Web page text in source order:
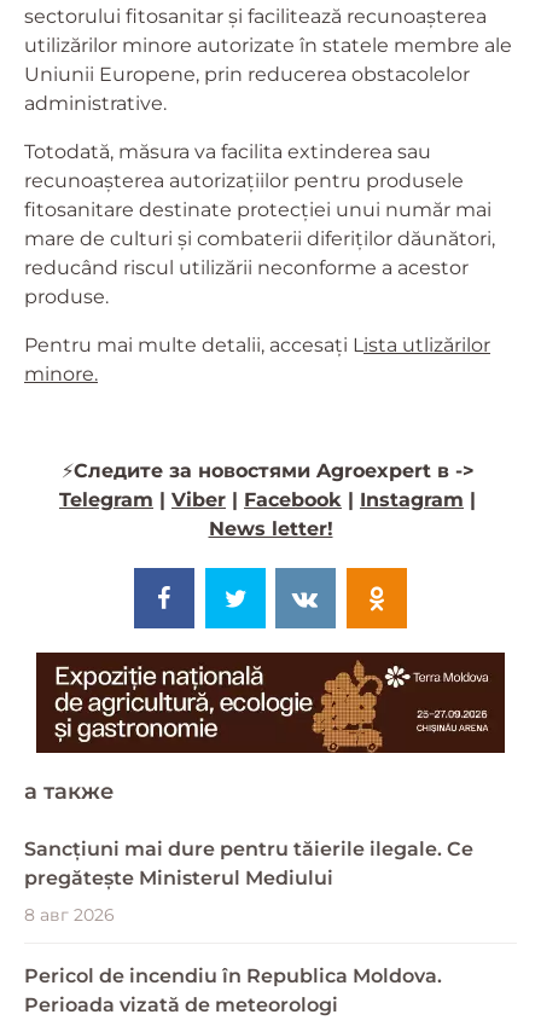
sectorului fitosanitar și facilitează recunoașterea
utilizărilor minore autorizate în statele membre ale
Uniunii Europene, prin reducerea obstacolelor
administrative.
Totodată, măsura va facilita extinderea sau
recunoașterea autorizațiilor pentru produsele
fitosanitare destinate protecției unui număr mai
mare de culturi și combaterii diferiților dăunători,
reducând riscul utilizării neconforme a acestor
produse.
Pentru mai multe detalii, accesați L ista utlizărilor
minore.
⚡️Следите за новостями Agroexpert в ->
Telegram | Viber | Facebook | Instagram |
News letter!
a также
Sancțiuni mai dure pentru tăierile ilegale. Ce
pregătește Ministerul Mediului
8 авг 2026
Pericol de incendiu în Republica Moldova.
Perioada vizată de meteorologi